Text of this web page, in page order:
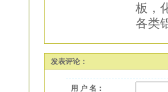
板，
各类
发表评论：
用 户 名：